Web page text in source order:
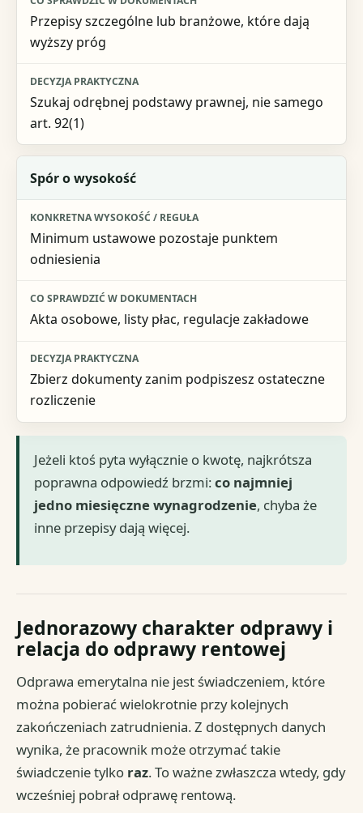
Przepisy szczególne lub branżowe, które dają
wyższy próg
Szukaj odrębnej podstawy prawnej, nie samego
art. 92(1)
Spór o wysokość
Minimum ustawowe pozostaje punktem
odniesienia
Akta osobowe, listy płac, regulacje zakładowe
Zbierz dokumenty zanim podpiszesz ostateczne
rozliczenie
Jeżeli ktoś pyta wyłącznie o kwotę, najkrótsza
poprawna odpowiedź brzmi:co najmniej
jedno miesięczne wynagrodzenie, chyba że
inne przepisy dają więcej.
Jednorazowy charakter odprawy i
relacja do odprawy rentowej
Odprawa emerytalna nie jest świadczeniem, które
można pobierać wielokrotnie przy kolejnych
zakończeniach zatrudnienia. Z dostępnych danych
wynika, że pracownik może otrzymać takie
świadczenie tylko raz. To ważne zwłaszcza wtedy, gdy
wcześniej pobrał odprawę rentową.